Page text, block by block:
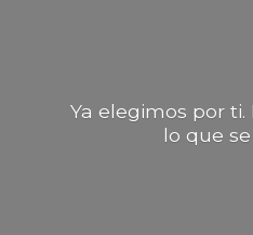
Ya elegimos por
lo que